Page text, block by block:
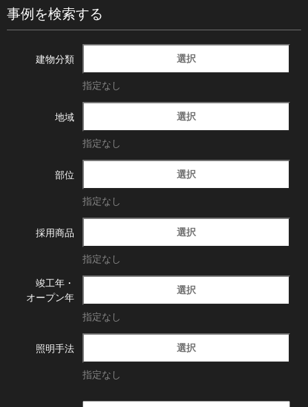
事例を検索する
建物分類 選択
指定なし
地域 選択
指定なし
部位 選択
指定なし
採用商品 選択
指定なし
竣工年・
オープン年
選択
指定なし
照明手法 選択
指定なし